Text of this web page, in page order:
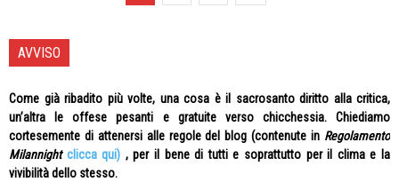
AVVISO
Come già ribadito più volte, una cosa è il sacrosanto diritto alla critica,
un’altra le offese pesanti e gratuite verso chicchessia. Chiediamo
cortesemente di attenersi alle regole del blog (contenute in Regolamento
Milannight clicca qui) , per il bene di tutti e soprattutto per il clima e la
vivibilità dello stesso.